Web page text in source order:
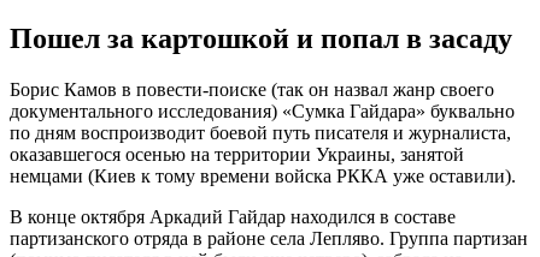
Пошел за картошкой и попал в засаду
Борис Камов в повести-поиске (так он назвал жанр своего
документального исследования) «Сумка Гайдара» буквально
по дням воспроизводит боевой путь писателя и журналиста,
оказавшегося осенью на территории Украины, занятой
немцами (Киев к тому времени войска РККА уже оставили).
В конце октября Аркадий Гайдар находился в составе
партизанского отряда в районе села Лепляво. Группа партизан